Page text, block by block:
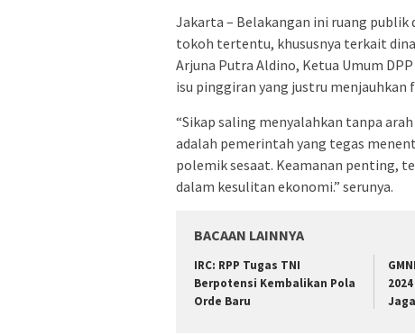
Jakarta – Belakangan ini ruang
tokoh tertentu, khususnya terkait
Arjuna Putra Aldino, Ketua Umum
isu pinggiran yang justru menjauhkan
“Sikap saling menyalahkan tanpa
adalah pemerintah yang tegas
polemik sesaat. Keamanan penting,
dalam kesulitan ekonomi.” serunya.
BACAAN LAINNYA
IRC: RPP Tugas TNI
Berpotensi Kembalikan Pola
Orde Baru